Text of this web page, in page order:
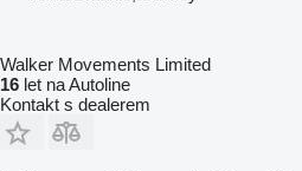
Walker Movements Limited
16 let na Autoline
Kontakt s dealerem